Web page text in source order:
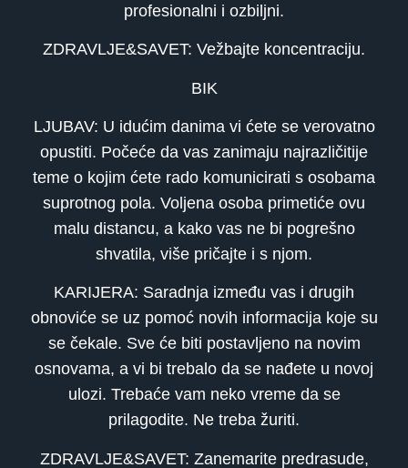
profesionalni i ozbiljni.
ZDRAVLJE&SAVET: Vežbajte koncentraciju.
BIK
LJUBAV: U idućim danima vi ćete se verovatno
opustiti. Počeće da vas zanimaju najrazličitije
teme o kojim ćete rado komunicirati s osobama
suprotnog pola. Voljena osoba primetiće ovu
malu distancu, a kako vas ne bi pogrešno
shvatila, više pričajte i s njom.
KARIJERA: Saradnja između vas i drugih
obnoviće se uz pomoć novih informacija koje su
se čekale. Sve će biti postavljeno na novim
osnovama, a vi bi trebalo da se nađete u novoj
ulozi. Trebaće vam neko vreme da se
prilagodite. Ne treba žuriti.
ZDRAVLJE&SAVET: Zanemarite predrasude,